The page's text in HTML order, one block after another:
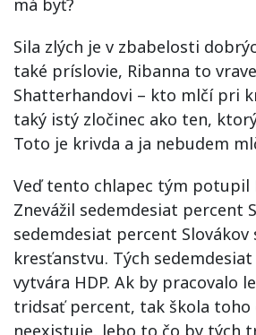
má byť?
Sila zlých je v zbabelosti
také príslovie, Ribanna to
Shatterhandovi – kto mlčí pri
taký istý zločinec ako ten,
Toto je krivda a ja nebudem
Veď tento chlapec tým potupil
Znevážil sedemdesiat percent
sedemdesiat percent Slovákov
kresťanstvu. Tých
vytvára HDP. Ak by pracovalo
tridsať percent, tak škola toho
neexistuje, lebo to čo by tých